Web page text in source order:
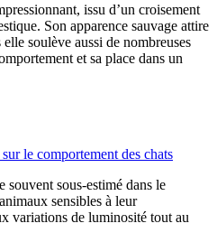
issu d’un croisement
Son apparence sauvage attire
soulève aussi de nombreuses
et sa place dans un
le comportement des chats
sous-estimé dans le
sensibles à leur
variations de luminosité tout au